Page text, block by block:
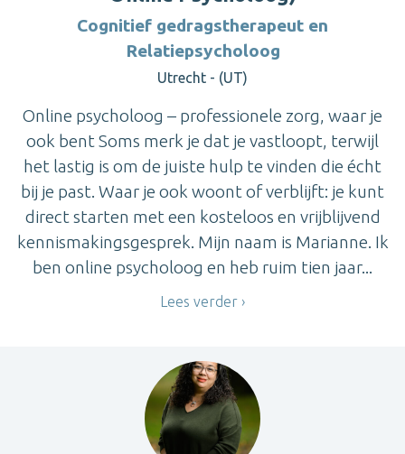
Cognitief gedragstherapeut en
Relatiepsycholoog
Utrecht - (UT)
Online psycholoog – professionele zorg, waar je
ook bent Soms merk je dat je vastloopt, terwijl
het lastig is om de juiste hulp te vinden die écht
bij je past. Waar je ook woont of verblijft: je kunt
direct starten met een kosteloos en vrijblijvend
kennismakingsgesprek. Mijn naam is Marianne. Ik
ben online psycholoog en heb ruim tien jaar...
Lees verder